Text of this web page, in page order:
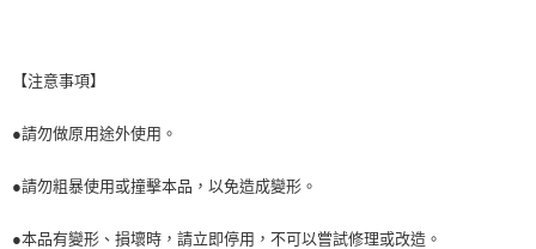
【注意事項】
●請勿做原用途外使用。
●請勿粗暴使用或撞擊本品，以免造成變形。
●本品有變形、損壞時，請立即停用，不可以嘗試修理或改造。